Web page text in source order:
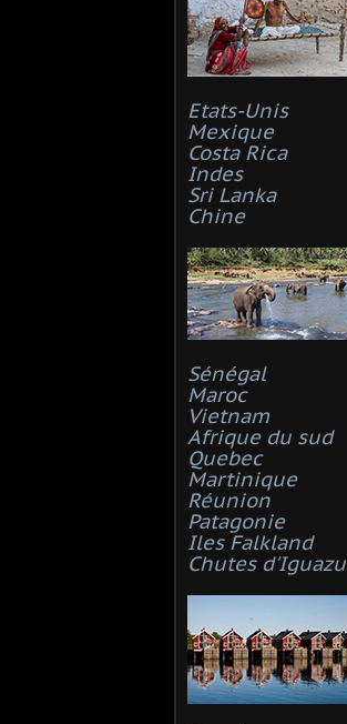
Etats-Unis
Mexique
Costa Rica
Indes
Sri Lanka
Chine
Sénégal
Maroc
Vietnam
Afrique du sud
Quebec
Martinique
Réunion
Patagonie
Iles Falkland
Chutes d'Iguazu